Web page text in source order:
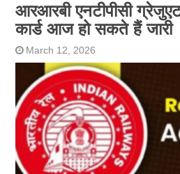
आरआरबी एनटीपीसी
कार्ड आज हो सकते हैं जारी
March 12, 2026